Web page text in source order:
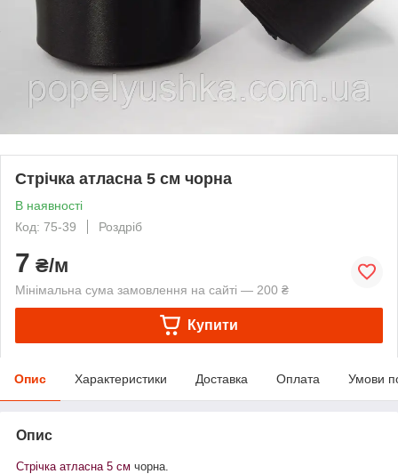
Стрічка атласна 5 см чорна
В наявності
Код: 75-39
Роздріб
7 ₴/м
Мінімальна сума замовлення на сайті — 200 ₴
Купити
Опис Характеристики Доставка Оплата Умови
Опис
Стрічка атласна 5 см чорна.